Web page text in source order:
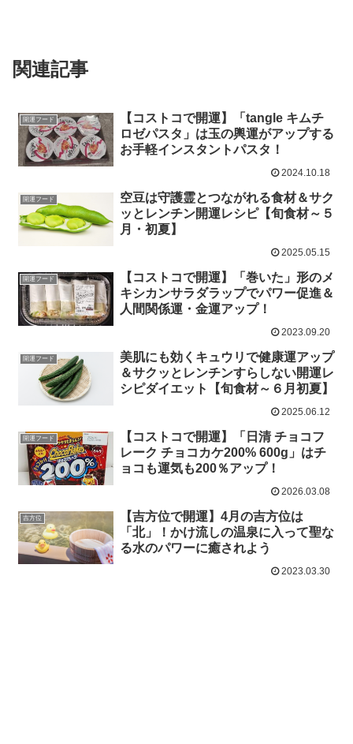
関連記事
開運フード
【コストコで開運】「tangle キムチ
ロゼパスタ」は玉の輿運がアップする
お手軽インスタントパスタ！
2024.10.18
開運フード
空豆は守護霊とつながれる食材＆サク
ッとレンチン開運レシピ【旬食材～５
月・初夏】
2025.05.15
開運フード
【コストコで開運】「巻いた」形のメ
キシカンサラダラップでパワー促進＆
人間関係運・金運アップ！
2023.09.20
開運フード
美肌にも効くキュウリで健康運アップ
＆サクッとレンチンすらしない開運レ
シピダイエット【旬食材～６月初夏】
2025.06.12
開運フード
【コストコで開運】「日清 チョコフ
レーク チョコカケ200% 600g」はチ
ョコも運気も200％アップ！
2026.03.08
吉方位
【吉方位で開運】4月の吉方位は
「北」！かけ流しの温泉に入って聖な
る水のパワーに癒されよう
2023.03.30